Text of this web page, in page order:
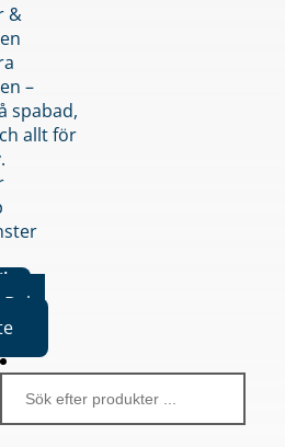
&
–
spabad,
allt för
Boka